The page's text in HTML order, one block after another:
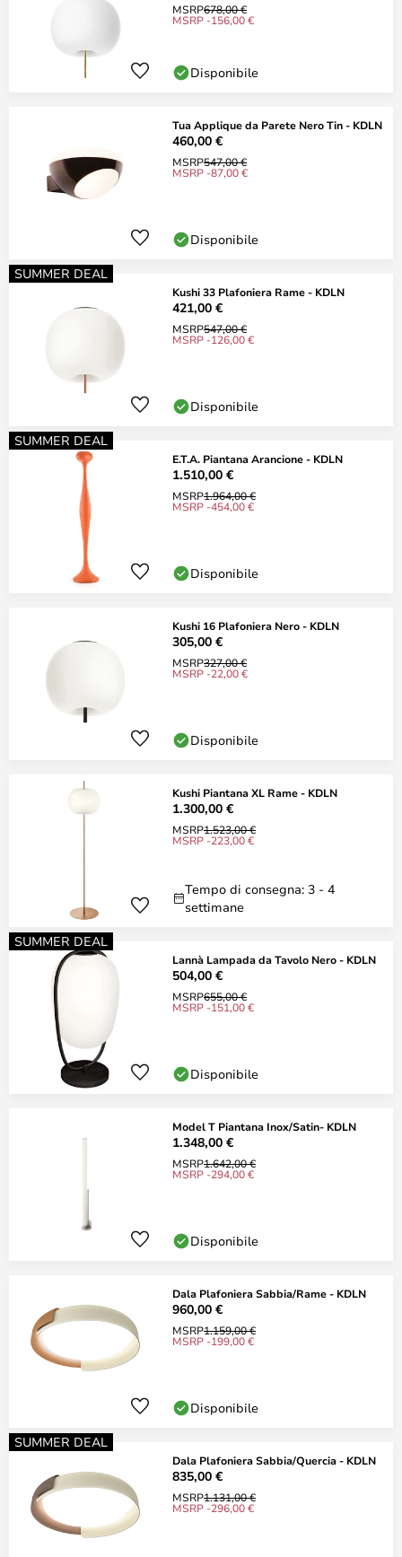
MSRP678,00 €
MSRP -156,00 €
Disponibile
Tua Applique da Parete Nero Tin - KDLN
460,00 €
MSRP547,00 €
MSRP -87,00 €
Disponibile
SUMMER DEAL
Kushi 33 Plafoniera Rame - KDLN
421,00 €
MSRP547,00 €
MSRP -126,00 €
Disponibile
SUMMER DEAL
E.T.A. Piantana Arancione - KDLN
1.510,00 €
MSRP1.964,00 €
MSRP -454,00 €
Disponibile
Kushi 16 Plafoniera Nero - KDLN
305,00 €
MSRP327,00 €
MSRP -22,00 €
Disponibile
Kushi Piantana XL Rame - KDLN
1.300,00 €
MSRP1.523,00 €
MSRP -223,00 €
Tempo di consegna: 3 - 4
settimane
SUMMER DEAL
Lannà Lampada da Tavolo Nero - KDLN
504,00 €
MSRP655,00 €
MSRP -151,00 €
Disponibile
Model T Piantana Inox/Satin- KDLN
1.348,00 €
MSRP1.642,00 €
MSRP -294,00 €
Disponibile
Dala Plafoniera Sabbia/Rame - KDLN
960,00 €
MSRP1.159,00 €
MSRP -199,00 €
Disponibile
SUMMER DEAL
Dala Plafoniera Sabbia/Quercia - KDLN
835,00 €
MSRP1.131,00 €
MSRP -296,00 €